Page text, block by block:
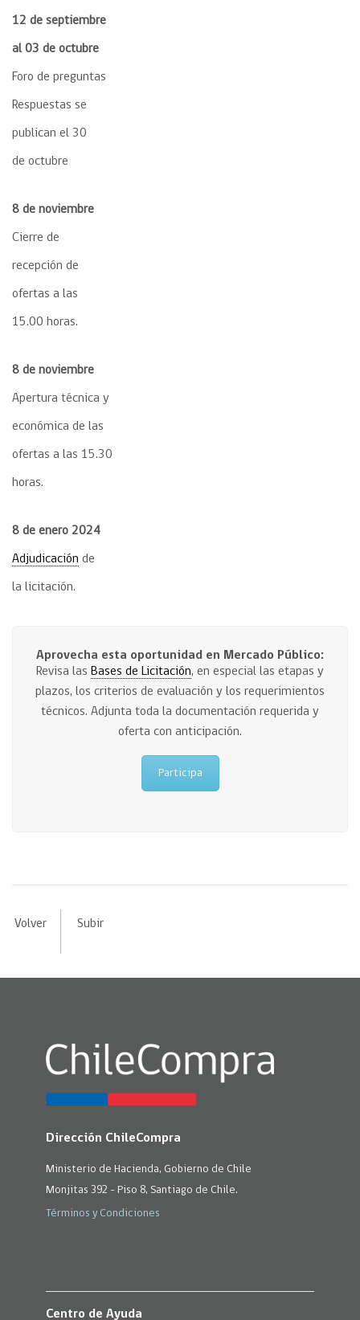
12 de septiembre
al 03 de octubre
Foro de preguntas
Respuestas se
publican el 30
de octubre
8 de noviembre
Cierre de
recepción de
ofertas a las
15.00 horas.
8 de noviembre
Apertura técnica y
económica de las
ofertas a las 15.30
horas.
8 de enero 2024
Adjudicación de
la licitación.
Aprovecha esta oportunidad en Mercado Público:
Revisa las Bases de Licitación, en especial las etapas y
plazos, los criterios de evaluación y los requerimientos
técnicos. Adjunta toda la documentación requerida y
oferta con anticipación.
Participa
Volver Subir
Dirección ChileCompra
Ministerio de Hacienda, Gobierno de Chile
Monjitas 392 - Piso 8, Santiago de Chile.
Términos y Condiciones
Centro de Ayuda